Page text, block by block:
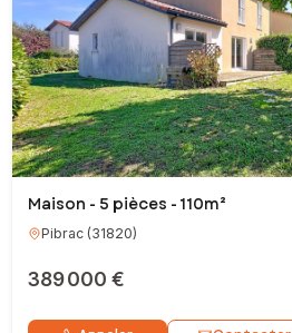
Maison - 5 pièces - 110m²
Pibrac(31820)
389 000 €